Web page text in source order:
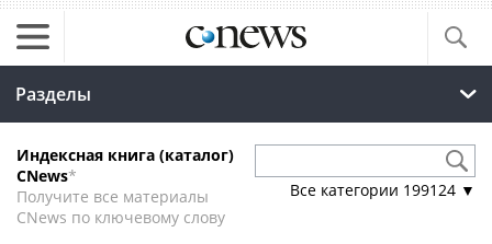
Разделы
Индексная книга (каталог)
CNews*
Получите все материалы
CNews по ключевому слову
Все категории 199124 ▼